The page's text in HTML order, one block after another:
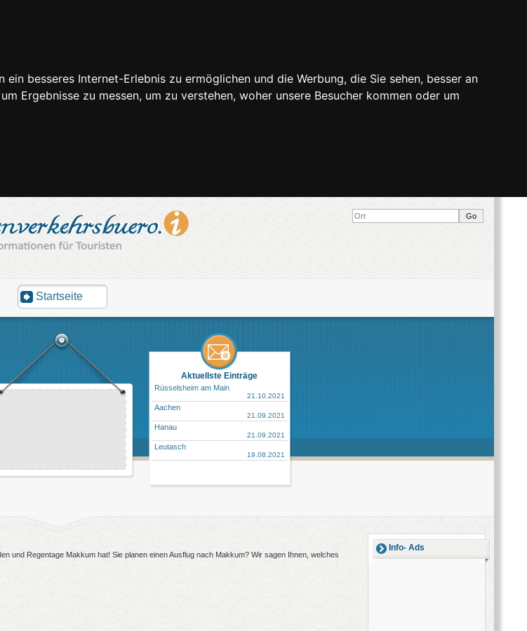
besseres Internet-Erlebnis zu ermöglichen und die Werbung, die Sie sehen, besser an
Ergebnisse zu messen, um zu verstehen, woher unsere Besucher kommen oder um
Startseite
Aktuellste Einträge
Rüsselsheim am Main
21.10.2021
Aachen
21.09.2021
Hanau
21.09.2021
Leutasch
19.08.2021
Info- Ads
und Regentage Makkum hat! Sie planen einen Ausflug nach Makkum? Wir sagen Ihnen, welches